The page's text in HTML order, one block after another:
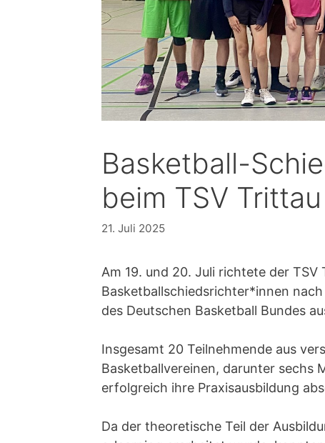
Basketball-
beim TSV Trittau
21. Juli 2025
Am 19. und 20. Juli richtete der
Basketballschiedsrichter*innen
des Deutschen Basketball Bundes
Insgesamt 20 Teilnehmende aus
Basketballvereinen, darunter sechs
erfolgreich ihre Praxisausbildung
Da der theoretische Teil der